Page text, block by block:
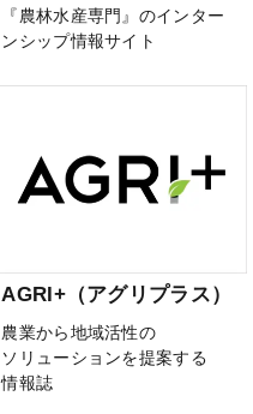
『農林水産専門』のインター
ンシップ情報サイト
AGRI+（アグリプラス）
農業から地域活性の
ソリューションを提案する
情報誌